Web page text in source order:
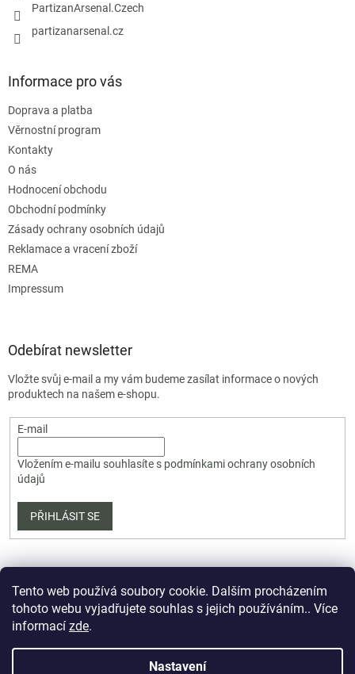
Tento web používá soubory cookie. Dalším procházením
tohoto webu vyjadřujete souhlas s jejich používáním.. Více
informací zde.
Nastavení
PartizanArsenal.Czech
partizanarsenal.cz
Informace pro vás
Doprava a platba
Věrnostní program
Kontakty
O nás
Hodnocení obchodu
Obchodní podmínky
Zásady ochrany osobních údajů
Reklamace a vracení zboží
REMA
Impressum
Odebírat newsletter
Vložte svůj e-mail a my vám budeme zasílat informace o nových
produktech na našem e-shopu.
E-mail
Vložením e-mailu souhlasíte s podmínkami ochrany osobních
údajů
PŘIHLÁSIT SE